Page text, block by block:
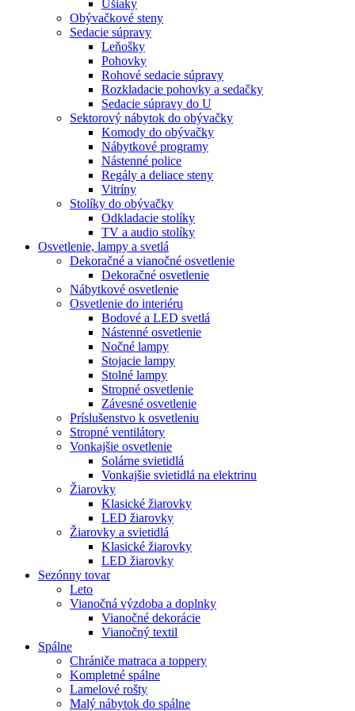
Ušiaky
Obývačkové steny
Sedacie súpravy
Leňošky
Pohovky
Rohové sedacie súpravy
Rozkladacie pohovky a sedačky
Sedacie súpravy do U
Sektorový nábytok do obývačky
Komody do obývačky
Nábytkové programy
Nástenné police
Regály a deliace steny
Vitríny
Stolíky do obývačky
Odkladacie stolíky
TV a audio stolíky
Osvetlenie, lampy a svetlá
Dekoračné a vianočné osvetlenie
Dekoračné osvetlenie
Nábytkové osvetlenie
Osvetlenie do interiéru
Bodové a LED svetlá
Nástenné osvetlenie
Nočné lampy
Stojacie lampy
Stolné lampy
Stropné osvetlenie
Závesné osvetlenie
Príslušenstvo k osvetleniu
Stropné ventilátory
Vonkajšie osvetlenie
Solárne svietidlá
Vonkajšie svietidlá na elektrinu
Žiarovky
Klasické žiarovky
LED žiarovky
Žiarovky a svietidlá
Klasické žiarovky
LED žiarovky
Sezónny tovar
Leto
Vianočná výzdoba a doplnky
Vianočné dekorácie
Vianočný textil
Spálne
Chrániče matraca a toppery
Kompletné spálne
Lamelové rošty
Malý nábytok do spálne